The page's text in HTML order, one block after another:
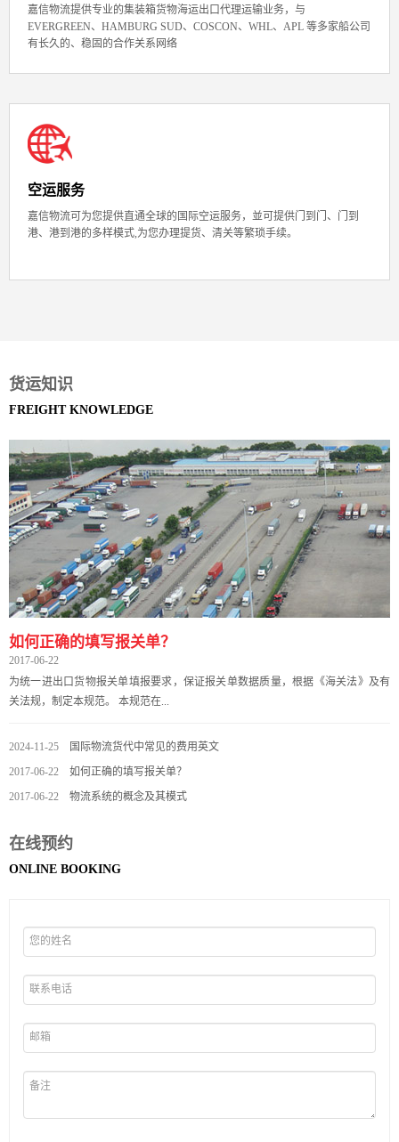
嘉信物流提供专业的集装箱货物海运出口代理运输业务，与
EVERGREEN、HAMBURG SUD、COSCON、WHL、APL 等多家船公司
有长久的、稳固的合作关系网络
空运服务
嘉信物流可为您提供直通全球的国际空运服务，並可提供门到门、门到
港、港到港的多样模式,为您办理提货、清关等繁琐手续。
货运知识
FREIGHT KNOWLEDGE
如何正确的填写报关单？
2017-06-22
为统一进出口货物报关单填报要求，保证报关单数据质量，根据《海关法》及有
关法规，制定本规范。 本规范在...
2024-11-25
国际物流货代中常见的费用英文
2017-06-22
如何正确的填写报关单？
2017-06-22
物流系统的概念及其模式
在线预约
ONLINE BOOKING